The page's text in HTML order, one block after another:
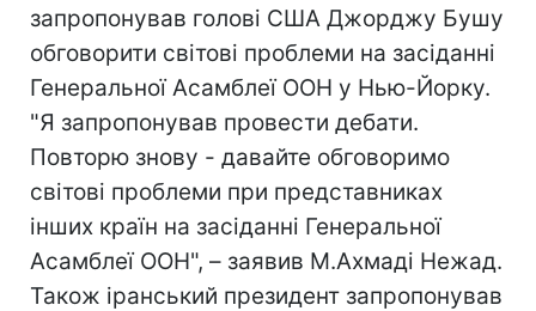
запропонував голові США Джорджу Бушу
обговорити світові проблеми на засіданні
Генеральної Асамблеї ООН у Нью-Йорку.
"Я запропонував провести дебати.
Повторю знову - давайте обговоримо
світові проблеми при представниках
інших країн на засіданні Генеральної
Асамблеї ООН", – заявив М.Ахмаді Нежад.
Також іранський президент запропонував